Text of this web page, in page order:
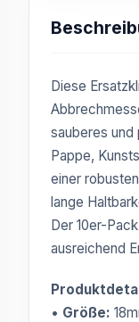
Diese
sauberes und
Pappe,
einer
lange
Der 10er-
ausreichend
• Größe: